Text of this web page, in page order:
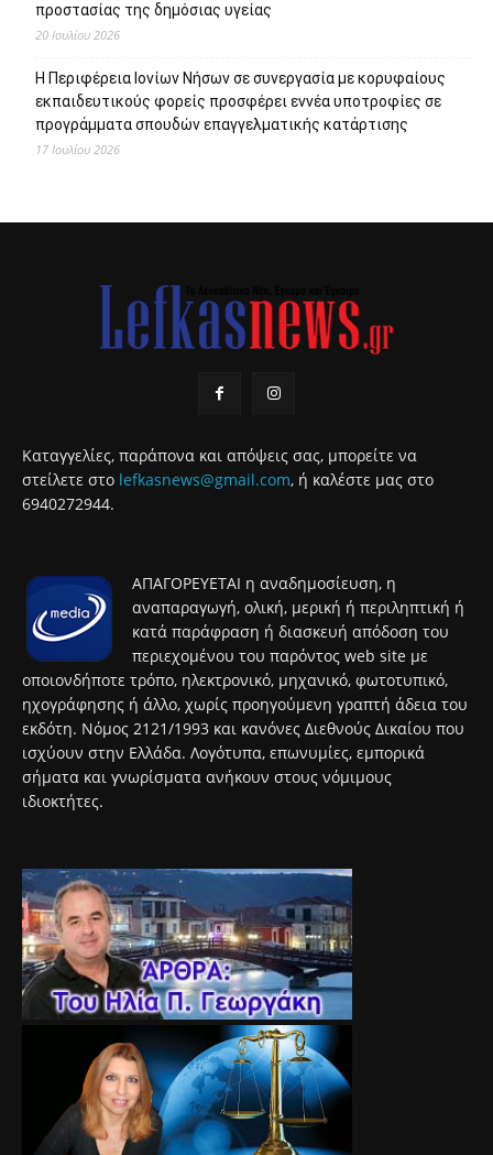
προστασίας της δημόσιας υγείας
20 Ιουλίου 2026
Η Περιφέρεια Ιονίων Νήσων σε συνεργασία με κορυφαίους
εκπαιδευτικούς φορείς προσφέρει εννέα υποτροφίες σε
προγράμματα σπουδών επαγγελματικής κατάρτισης
17 Ιουλίου 2026
Καταγγελίες, παράπονα και απόψεις σας, μπορείτε να
στείλετε στο lefkasnews@gmail.com, ή καλέστε μας στο
6940272944.
ΑΠΑΓΟΡΕΥΕΤΑΙ η αναδημοσίευση, η
αναπαραγωγή, ολική, μερική ή περιληπτική ή
κατά παράφραση ή διασκευή απόδοση του
περιεχομένου του παρόντος web site με
οποιονδήποτε τρόπο, ηλεκτρονικό, μηχανικό, φωτοτυπικό,
ηχογράφησης ή άλλο, χωρίς προηγούμενη γραπτή άδεια του
εκδότη. Νόμος 2121/1993 και κανόνες Διεθνούς Δικαίου που
ισχύουν στην Ελλάδα. Λογότυπα, επωνυμίες, εμπορικά
σήματα και γνωρίσματα ανήκουν στους νόμιμους
ιδιοκτήτες.